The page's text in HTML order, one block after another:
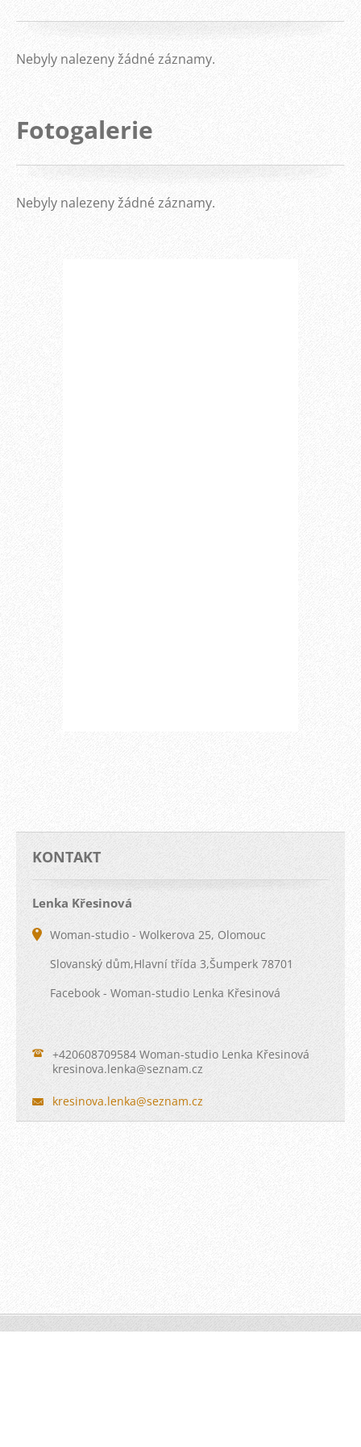
Nebyly nalezeny žádné záznamy.
Fotogalerie
Nebyly nalezeny žádné záznamy.
KONTAKT
Lenka Křesinová
Woman-studio - Wolkerova 25, Olomouc
Slovanský dům,Hlavní třída 3,Šumperk 78701
Facebook - Woman-studio Lenka Křesinová
+420608709584 Woman-studio Lenka Křesinová
kresinova.lenka@seznam.cz
kresinova.lenka@seznam.cz